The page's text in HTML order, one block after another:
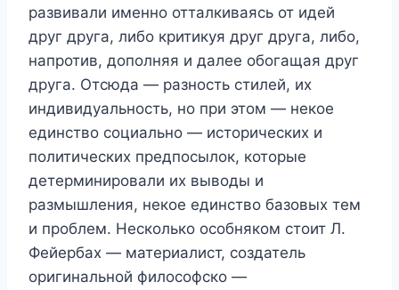
развивали именно отталкиваясь от идей
друг друга, либо критикуя друг друга, либо,
напротив, дополняя и далее обогащая друг
друга. Отсюда — разность стилей, их
индивидуальность, но при этом — некое
единство социально — исторических и
политических предпосылок, которые
детерминировали их выводы и
размышления, некое единство базовых тем
и проблем. Несколько особняком стоит Л.
Фейербах — материалист, создатель
оригинальной философско —